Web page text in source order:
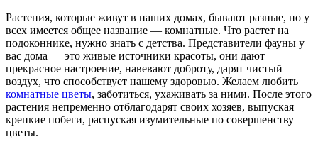
Растения, которые живут в наших домах, бывают разные, но у
всех имеется общее название — комнатные. Что растет на
подоконнике, нужно знать с детства. Представители фауны у
вас дома — это живые источники красоты, они дают
прекрасное настроение, навевают доброту, дарят чистый
воздух, что способствует нашему здоровью. Желаем любить
комнатные цветы, заботиться, ухаживать за ними. После этого
растения непременно отблагодарят своих хозяев, выпуская
крепкие побеги, распуская изумительные по совершенству
цветы.